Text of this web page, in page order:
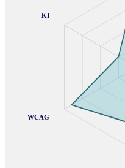
WCAG
KI